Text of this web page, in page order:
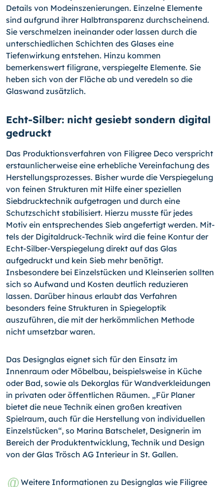
Details von Mode­inszenierungen. Einzelne Elemente
sind aufgrund ihrer Halb­transparenz durchscheinend.
Sie verschmelzen ineinander oder lassen durch die
unterschiedlichen Schichten des Glases eine
Tiefenwirkung entstehen. Hinzu kommen
bemerkenswert fili­grane, verspiegelte Elemente. Sie
heben sich von der Fläche ab und veredeln so die
Glaswand zusätzlich.
Echt-Silber: nicht gesiebt sondern digital
gedruckt
Das Produktionsverfahren von Filigree Deco verspricht
erstaun­licherweise eine erhebliche Vereinfachung des
Herstellungs­prozesses. Bisher wurde die Verspiegelung
von feinen Struk­turen mit Hilfe einer speziellen
Siebdrucktechnik aufgetragen und durch eine
Schutzschicht stabilisiert. Hierzu musste für jedes
Motiv ein entsprechendes Sieb angefertigt werden. Mit­
tels der Digitaldruck-Technik wird die feine Kontur der
Echt-Silber-Verspiegelung direkt auf das Glas
aufgedruckt und kein Sieb mehr benötigt.
Insbesondere bei Einzelstücken und Klein­serien sollten
sich so Aufwand und Kosten deutlich reduzieren
lassen. Darüber hinaus erlaubt das Verfahren
besonders feine Strukturen in Spiegeloptik
auszuführen, die mit der herkömm­lichen Methode
nicht umsetzbar waren.
Das Designglas eignet sich für den Einsatz im
Innenraum oder Möbelbau, beispielsweise in Küche
oder Bad, sowie als Dekor­glas für Wandverkleidungen
in privaten oder öffentlichen Räu­men. „Für Planer
bietet die neue Technik einen großen kreati­ven
Spielraum, auch für die Herstellung von individuellen
Ein­zelstücken“, so Marina Batschelet, Designerin im
Bereich der Produktentwicklung, Technik und Design
von der Glas Trösch AG Interieur in St. Gallen.
Weitere Informationen zu Designglas wie Filigree